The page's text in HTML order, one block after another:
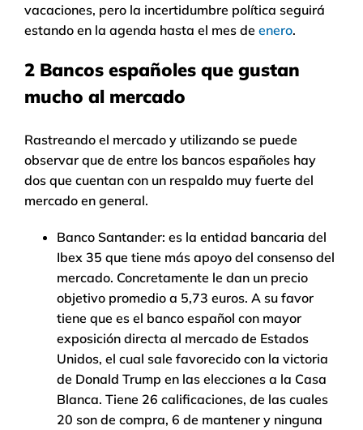
vacaciones, pero la incertidumbre política seguirá
estando en la agenda hasta el mes de enero.
2 Bancos españoles que gustan
mucho al mercado
Rastreando el mercado y utilizando se puede
observar que de entre los bancos españoles hay
dos que cuentan con un respaldo muy fuerte del
mercado en general.
Banco Santander: es la entidad bancaria del
Ibex 35 que tiene más apoyo del consenso del
mercado. Concretamente le dan un precio
objetivo promedio a 5,73 euros. A su favor
tiene que es el banco español con mayor
exposición directa al mercado de Estados
Unidos, el cual sale favorecido con la victoria
de Donald Trump en las elecciones a la Casa
Blanca. Tiene 26 calificaciones, de las cuales
20 son de compra, 6 de mantener y ninguna